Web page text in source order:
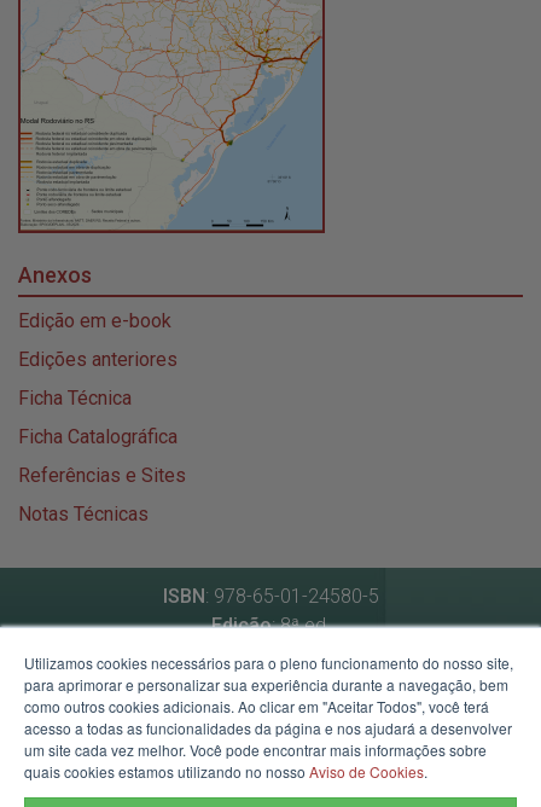
Anexos
Edição em e-book
Edições anteriores
Ficha Técnica
Ficha Catalográfica
Referências e Sites
Notas Técnicas
ISBN: 978-65-01-24580-5
Edição: 8ª ed.
Data de atualização
: novembro de 2024
Secretaria de Planejamento, Governança e Gestão
Av. Borges de Medeiros, 1501 - 21º andar - Porto Alegre -
RS.
Utilizamos cookies necessários para o pleno funcionamento do nosso site,
para aprimorar e personalizar sua experiência durante a navegação, bem
como outros cookies adicionais. Ao clicar em "Aceitar Todos", você terá
acesso a todas as funcionalidades da página e nos ajudará a desenvolver
um site cada vez melhor. Você pode encontrar mais informações sobre
quais cookies estamos utilizando no nosso Aviso de Cookies.